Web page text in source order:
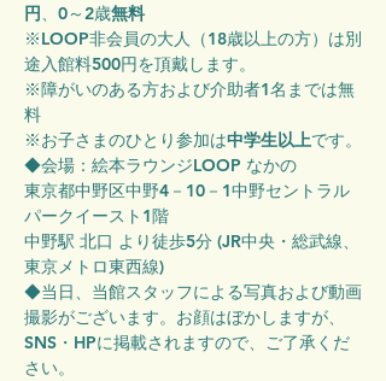
円、0～2歳無料
※LOOP非会員の大人（18歳以上の方）は別
途入館料500円を頂戴します。
※障がいのある方および介助者1名までは無
料
※お子さまのひとり参加は中学生以上です。
◆会場：絵本ラウンジLOOP なかの
東京都中野区中野4－10－1中野セントラル
パークイースト1階
中野駅 北口 より徒歩5分 ​(JR中央・総武線、
東京メトロ東西線)
◆当日、当館スタッフによる写真および動画
撮影がございます。お顔はぼかしますが、
SNS・HPに掲載されますので、ご了承くだ
さい。